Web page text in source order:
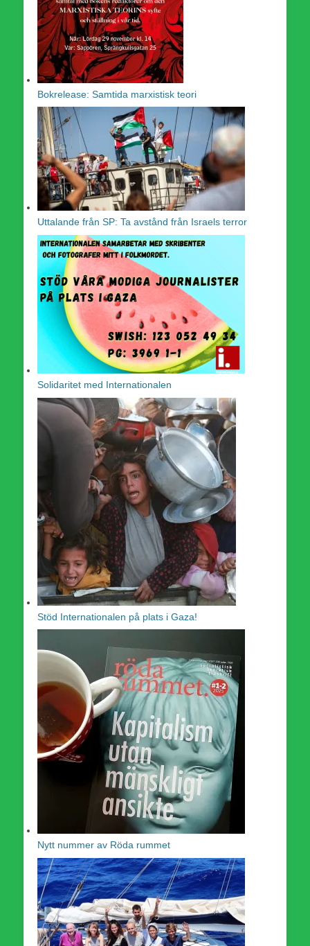
Bokrelease: Samtida marxistisk teori
Uttalande från SP: Ta avstånd från Israels terror
Solidaritet med Internationalen
Stöd Internationalen på plats i Gaza!
Nytt nummer av Röda rummet